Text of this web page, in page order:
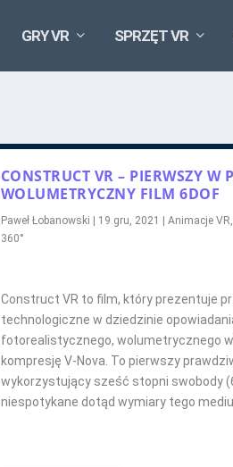
GRY VR SPRZĘT VR
CONSTRUCT VR – PIERWSZY W
WOLUMETRYCZNY FILM 6DOF
Paweł Łobanowski 19 gru, 2021 Animacje VR,
360°
Construct VR to film, który prezentuje
technologiczne w dziedzinie
fotorealistycznego, wolumetrycznego
kompresję V-Nova. To pierwszy
wykorzystujący sześć stopni swobody
niespotykane dotąd wymiary tego